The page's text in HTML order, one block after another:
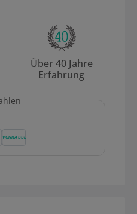
Über 40 Jahre
Erfahrung